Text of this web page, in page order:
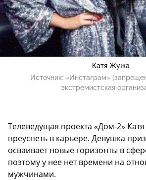
Катя Жужа
Источник: «Инстаграм»
экстремистская
Телеведущая проекта «Дом-2»
преуспеть в карьере. Девушка
осваивает новые горизонты в
поэтому у нее нет времени на
мужчинами.